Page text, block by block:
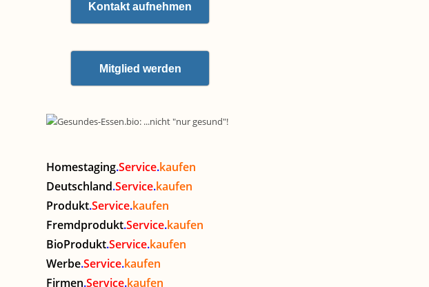
Kontakt aufnehmen
Mitglied werden
Homestaging.Service.kaufen
Deutschland.Service.kaufen
Produkt.Service.kaufen
Fremdprodukt.Service.kaufen
BioProdukt.Service.kaufen
Werbe.Service.kaufen
Firmen.Service.kaufen